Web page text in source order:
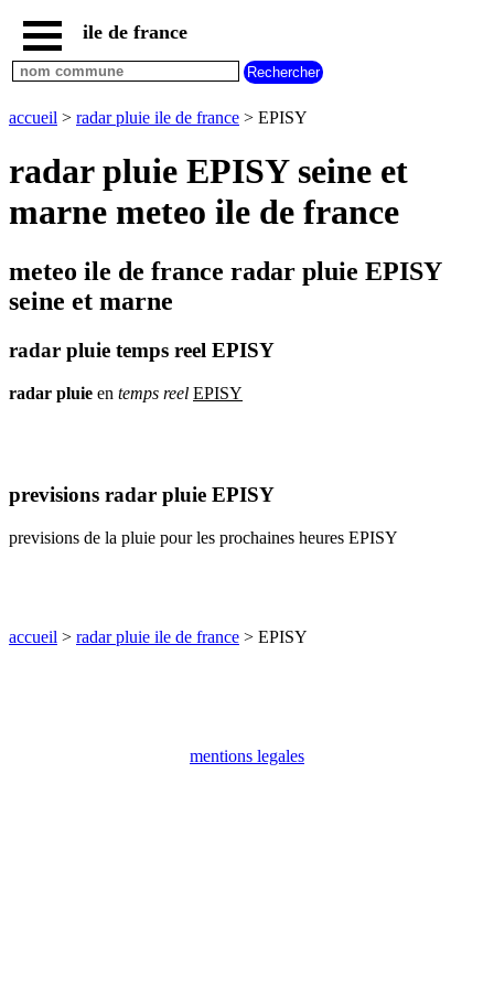
accueil
paris
communes
communes
hauts
de
seine
seine
marne
communes
seine
denis
oise
val
ile de france
accueil > radar pluie ile de france > EPISY
radar pluie EPISY seine et
marne meteo ile de france
meteo ile de france radar pluie EPISY
seine et marne
radar pluie temps reel EPISY
radar pluie en temps reel EPISY
previsions radar pluie EPISY
previsions de la pluie pour les prochaines heures EPISY
accueil > radar pluie ile de france > EPISY
mentions legales